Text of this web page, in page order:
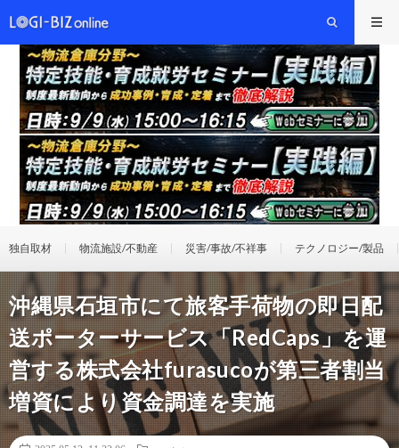
独自取材 物流施設/不動産 災害/事故/不祥事 テクノロジー/製品
沖縄県石垣市にて旅客手荷物の即日配
送ポーターサービス「RedCaps」を運
営する株式会社furasucoが第三者割当
増資により資金調達を実施